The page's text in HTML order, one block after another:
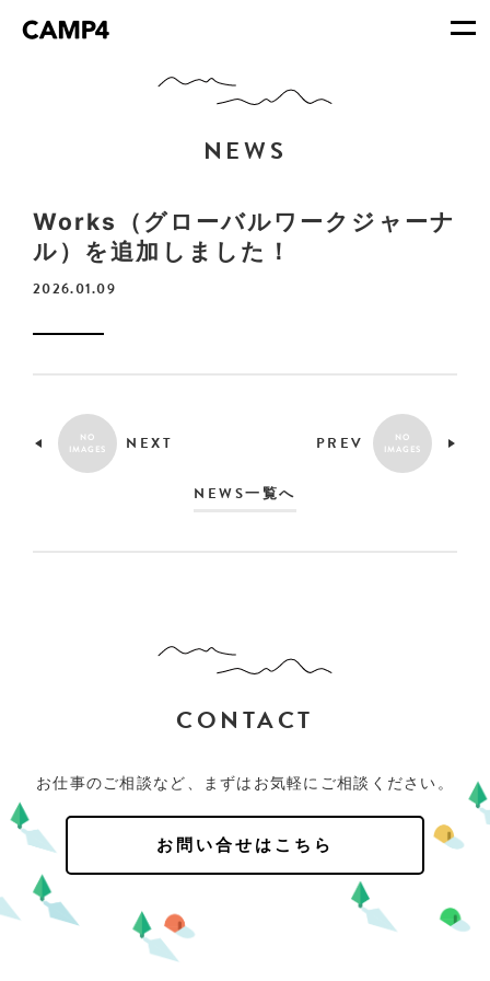
NEWS
Works（グローバルワークジャーナ
ル）を追加しました！
2026.01.09
NO
IMAGES
NEXT
NEWS一覧へ
PREV
NO
IMAGES
CONTACT
お仕事のご相談など、まずはお気軽にご相談ください。
お問い合せはこちら